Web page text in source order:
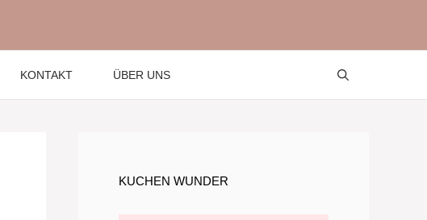
KONTAKT ÜBER UNS
KUCHEN WUNDER